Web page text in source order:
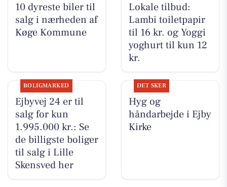
10 dyreste biler til
salg i nærheden af
Køge Kommune
Lokale tilbud:
Lambi toiletpapir
til 16 kr. og Yoggi
yoghurt til kun 12
kr.
BOLIGMARKED
Ejbyvej 24 er til
salg for kun
1.995.000 kr.: Se
de billigste boliger
til salg i Lille
Skensved her
DET SKER
Hyg og
håndarbejde i Ejby
Kirke